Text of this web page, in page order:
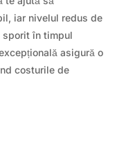
iar nivelul redus de
sporit în timpul
asigură o
costurile de